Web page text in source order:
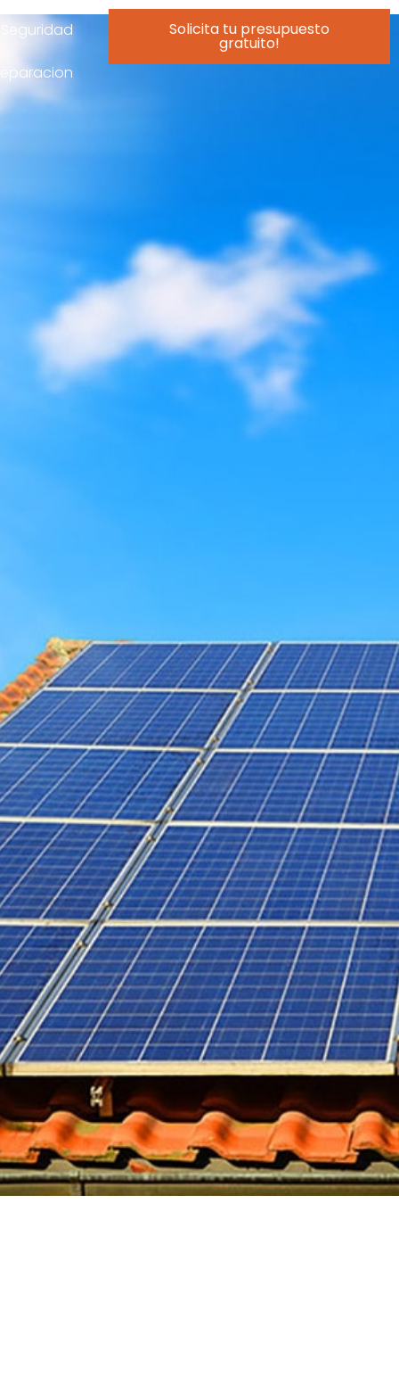
Seguridad Solicita tu presupuesto
gratuito!